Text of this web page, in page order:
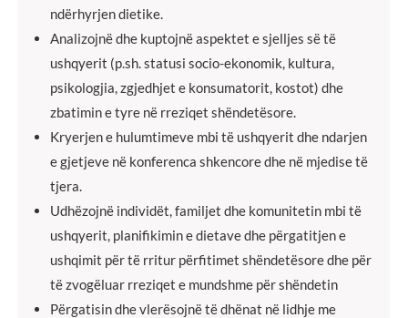
ndërhyrjen dietike.
Analizojnë dhe kuptojnë aspektet e sjelljes së të
ushqyerit (p.sh. statusi socio-ekonomik, kultura,
psikologjia, zgjedhjet e konsumatorit, kostot) dhe
zbatimin e tyre në rreziqet shëndetësore.
Kryerjen e hulumtimeve mbi të ushqyerit dhe ndarjen
e gjetjeve në konferenca shkencore dhe në mjedise të
tjera.
Udhëzojnë individët, familjet dhe komunitetin mbi të
ushqyerit, planifikimin e dietave dhe përgatitjen e
ushqimit për të rritur përfitimet shëndetësore dhe për
të zvogëluar rreziqet e mundshme për shëndetin
Përgatisin dhe vlerësojnë të dhënat në lidhje me